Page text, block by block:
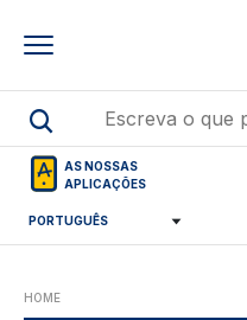
AS NOSSAS
APLICAÇÕES
HOME